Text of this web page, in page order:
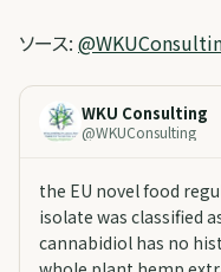
ソース:
WKU Consulting
@WKUConsulting
the EU novel food
isolate was classified
cannabidiol has no